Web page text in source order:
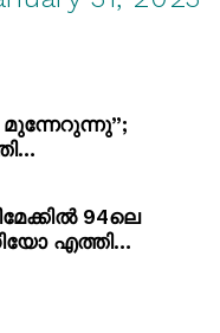
മുന്നേറുന്നു”;
94ലെ
എത്തി…